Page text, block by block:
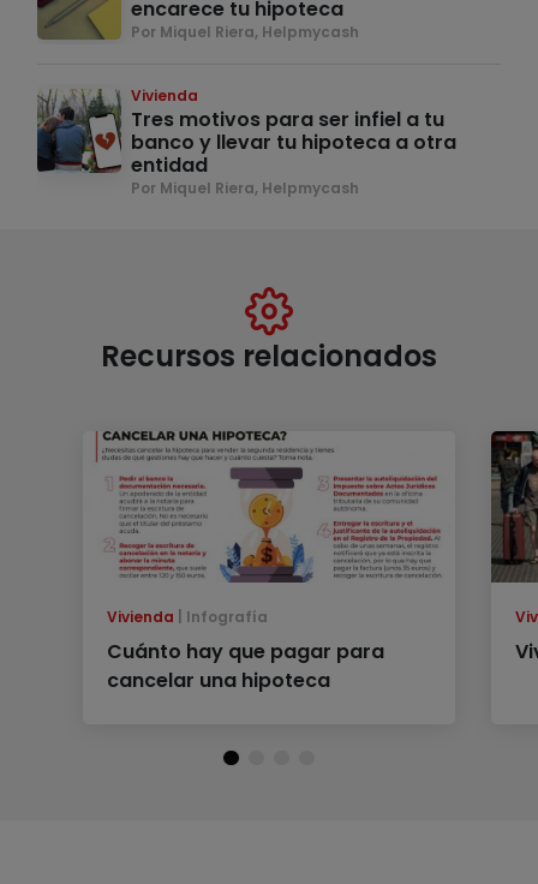
encarece tu hipoteca
Por Miquel Riera, Helpmycash
Vivienda
Tres motivos para ser infiel a tu
banco y llevar tu hipoteca a otra
entidad
Por Miquel Riera, Helpmycash
Recursos relacionados
Vivienda Infografía
Cuánto hay que pagar para
cancelar una hipoteca